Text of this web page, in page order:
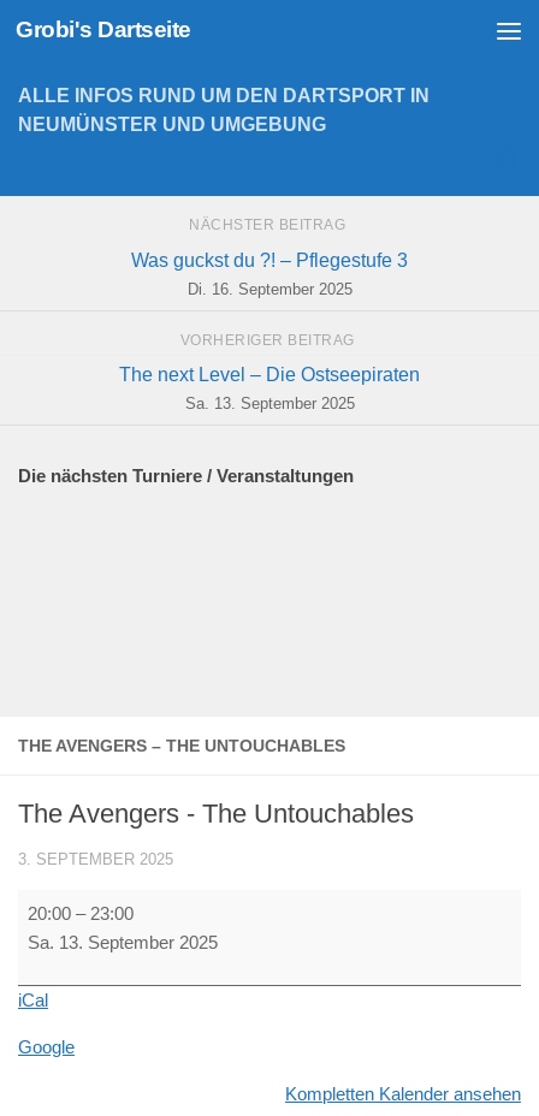
Zum Inhalt springen
Grobi's Dartseite
THE AVENGERS – THE UNTOUCHABLES
The Avengers - The Untouchables
3. SEPTEMBER 2025
The
Avengers
The
20:00 – 23:00
Sa. 13. September 2025
iCal
Google
Kompletten Kalender ansehen
ALLE INFOS RUND UM DEN DARTSPORT IN
NEUMÜNSTER UND UMGEBUNG
NÄCHSTER BEITRAG
Was guckst du ?! – Pflegestufe 3
Di. 16. September 2025
VORHERIGER BEITRAG
The next Level – Die Ostseepiraten
Sa. 13. September 2025
Die nächsten Turniere / Veranstaltungen